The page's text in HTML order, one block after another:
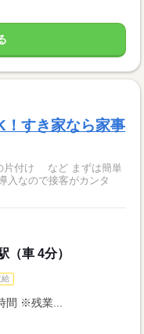
！すき家なら家事
片付け など まずは簡単
（車 4分）
給
間 ※残業...